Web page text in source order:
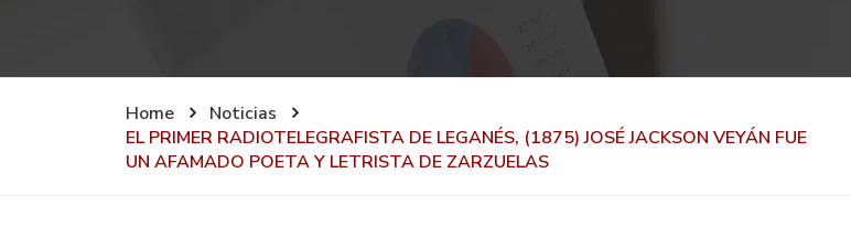
Home
Noticias
EL PRIMER RADIOTELEGRAFISTA DE LEGANÉS, (1875) JOSÉ JACKSON VEYÁN FUE
UN AFAMADO POETA Y LETRISTA DE ZARZUELAS